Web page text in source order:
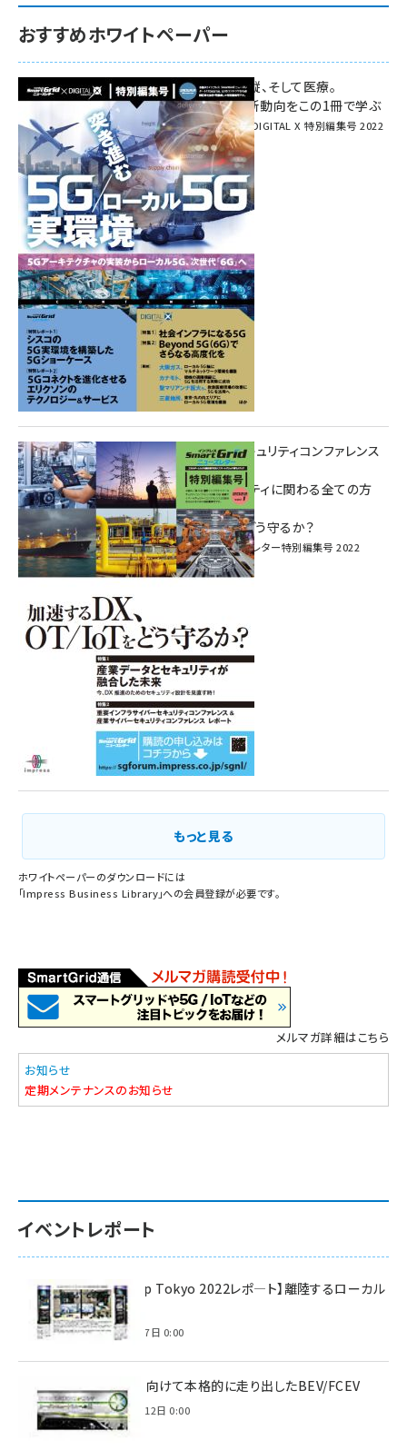
おすすめホワイトペーパー
環境対策、建機の遠隔操縦、そして医療。
次世代通信規格「5G」最新動向をこの1冊で学ぶ
SmartGrid ニューズレター × DIGITAL X 特別編集号 2022
Summer
重要インフラサイバーセキュリティコンファレンス
特別電子版！
― 産業サイバーセキュリティに関わる全ての方
へ！ ―
加速するDX、OT/IoTをどう守るか？
インプレス SmartGridニューズレター特別編集号 2022
Vol.1
もっと見る
ホワイトペーパーのダウンロードには
「Impress Business Library」への会員登録が必要です。
メルマガ詳細はこちら
お知らせ
定期メンテナンスのお知らせ
イベントレポート
【Interop Tokyo 2022レポ—ト】離陸するローカル
5G！
2022年7月7日 0:00
脱炭素に向けて本格的に走り出したBEV/FCEV
2022年6月12日 0:00